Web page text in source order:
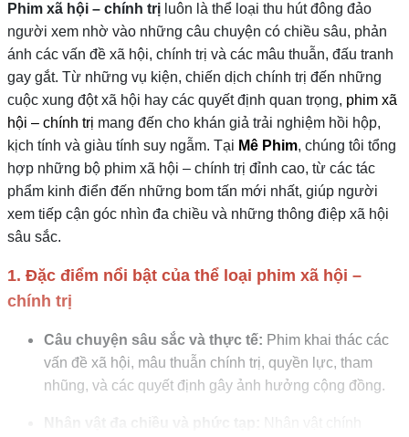
Phim xã hội – chính trị luôn là thể loại thu hút đông đảo
người xem nhờ vào những câu chuyện có chiều sâu, phản
ánh các vấn đề xã hội, chính trị và các mâu thuẫn, đấu tranh
gay gắt. Từ những vụ kiện, chiến dịch chính trị đến những
cuộc xung đột xã hội hay các quyết định quan trọng, phim xã
hội – chính trị mang đến cho khán giả trải nghiệm hồi hộp,
kịch tính và giàu tính suy ngẫm. Tại Mê Phim, chúng tôi tổng
hợp những bộ phim xã hội – chính trị đỉnh cao, từ các tác
phẩm kinh điển đến những bom tấn mới nhất, giúp người
xem tiếp cận góc nhìn đa chiều và những thông điệp xã hội
sâu sắc.
1. Đặc điểm nổi bật của thể loại phim xã hội –
chính trị
Câu chuyện sâu sắc và thực tế: Phim khai thác các
vấn đề xã hội, mâu thuẫn chính trị, quyền lực, tham
nhũng, và các quyết định gây ảnh hưởng cộng đồng.